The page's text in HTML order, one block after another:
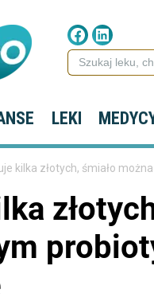
LEKI
kilka złotych, śmiało